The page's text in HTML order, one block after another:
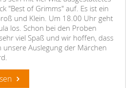
"Best of Grimms" auf. Es ist ein
und Klein. Um 18.00 Uhr geht
los. Schon bei den Proben
viel Spaß und wir hoffen, dass
unsere Auslegung der Märchen